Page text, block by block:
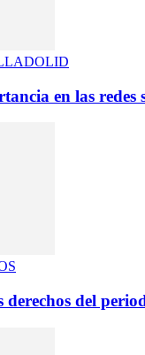
en las redes
del